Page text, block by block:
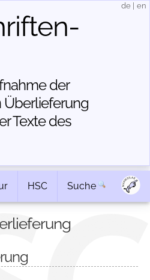
der
Über­lieferung
Texte des
de en
HSC Suche